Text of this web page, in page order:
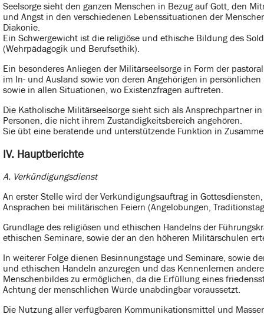
Seelsorge sieht den ganzen Menschen in Bezug auf Gott, den
und Angst in den verschiedenen Lebenssituationen der
Diakonie.
Ein Schwergewicht ist die religiöse und ethische Bildung des
(Wehrpädagogik und Berufsethik).
Ein besonderes Anliegen der Militärseelsorge in Form der
im In- und Ausland sowie von deren Angehörigen in
sowie in allen Situationen, wo Existenzfragen auftreten.
Die Katholische Militärseelsorge sieht sich als Ansprechpartner
Personen, die nicht ihrem Zuständigkeitsbereich angehören.
Sie übt eine beratende und unterstützende Funktion in
IV. Hauptberichte
A. Verkündigungsdienst
An erster Stelle wird der Verkündigungsauftrag in
Ansprachen bei militärischen Feiern (Angelobungen,
Grundlage des religiösen und ethischen Handelns der
ethischen Seminare, sowie der an den höheren Militärschulen
In weiterer Folge dienen Besinnungstage und Seminare, sowie
und ethischen Handeln anzuregen und das Kennenlernen
Menschenbildes zu ermöglichen, da die Erfüllung eines
Achtung der menschlichen Würde unabdingbar voraussetzt.
Die Nutzung aller verfügbaren Kommunikationsmittel und